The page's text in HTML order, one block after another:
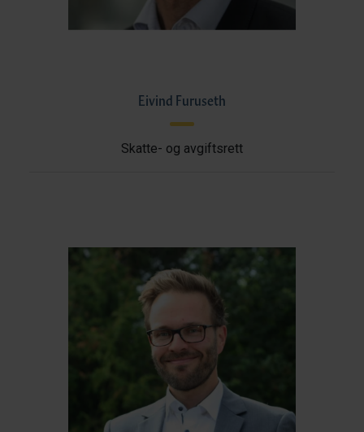
Eivind Furuseth
Skatte- og avgiftsrett